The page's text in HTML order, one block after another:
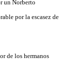
un Norberto
por la escasez de
de los hermanos